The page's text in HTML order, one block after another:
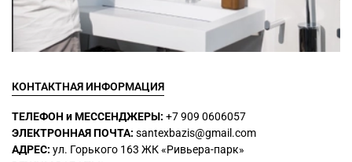
КОНТАКТНАЯ ИНФОРМАЦИЯ
ТЕЛЕФОН и МЕССЕНДЖЕРЫ: +7 909 0606057
ЭЛЕКТРОННАЯ ПОЧТА: santexbazis@gmail.com
АДРЕС: ул. Горького 163 ЖК«Ривьера-парк»